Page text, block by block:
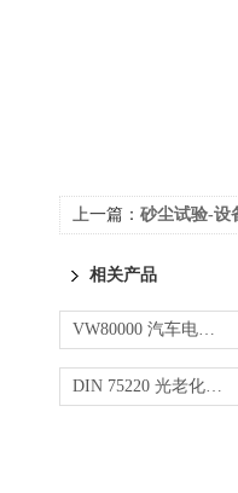
上一篇： 砂尘试验-设
相关产品
VW80000 汽车电子零部件电气性能测试
DIN 75220 光老化试验-卤素灯光照老化测试